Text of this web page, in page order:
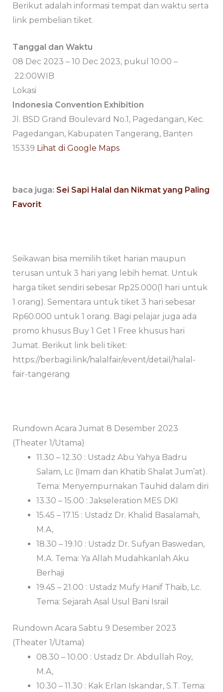
Berikut adalah informasi tempat dan waktu serta
link pembelian tiket.
Tanggal dan Waktu
08 Dec 2023 – 10 Dec 2023, pukul 10:00 –
22:00WIB
Lokasi
Indonesia Convention Exhibition
Jl. BSD Grand Boulevard No.1, Pagedangan, Kec.
Pagedangan, Kabupaten Tangerang, Banten
15339 Lihat di Google Maps
baca juga: Sei Sapi Halal dan Nikmat yang Paling
Favorit
Seikawan bisa memilih tiket harian maupun
terusan untuk 3 hari yang lebih hemat. Untuk
harga tiket sendiri sebesar Rp25.000(1 hari untuk
1 orang). Sementara untuk tiket 3 hari sebesar
Rp60.000 untuk 1 orang. Bagi pelajar juga ada
promo khusus Buy 1 Get 1 Free khusus hari
Jumat. Berikut link beli tiket:
https://berbagi.link/halalfair/event/detail/halal-
fair-tangerang
Rundown Acara Jumat 8 Desember 2023
(Theater 1/Utama)
11.30 – 12.30 : Ustadz Abu Yahya Badru
Salam, Lc (Imam dan Khatib Shalat Jum’at).
Tema: Menyempurnakan Tauhid dalam diri
13.30 – 15.00 : Jakseleration MES DKI
15.45 – 17.15 : Ustadz Dr. Khalid Basalamah,
M.A,
18.30 – 19.10 : Ustadz Dr. Sufyan Baswedan,
M.A. Tema: Ya Allah Mudahkanlah Aku
Berhaji
19.45 – 21.00 : Ustadz Mufy Hanif Thaib, Lc.
Tema: Sejarah Asal Usul Bani Israil
Rundown Acara Sabtu 9 Desember 2023
(Theater 1/Utama)
08.30 – 10.00 : Ustadz Dr. Abdullah Roy,
M.A,
10.30 – 11.30 : Kak Erlan Iskandar, S.T. Tema: